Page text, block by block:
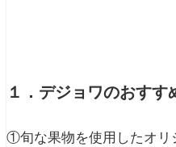
１．デジョワのおすす
①旬な果物を使用したオリ